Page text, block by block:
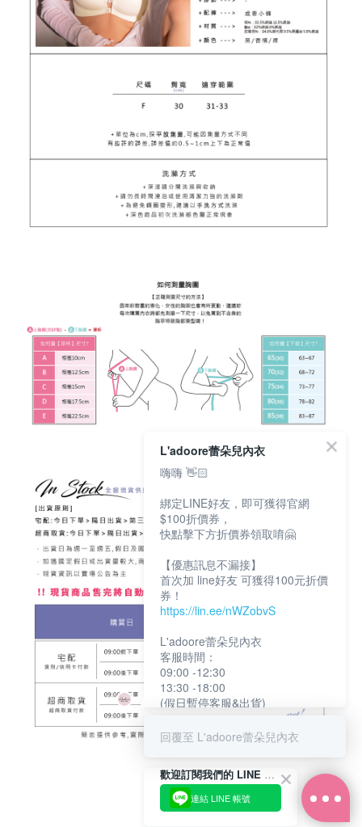
歡迎訂閱我們的 LINE 官方帳號
連結 LINE 帳號
L'adoore蕾朵兒內衣
嗨嗨 👋🏻
綁定LINE好友，即可獲得官網
$100折價券，
快點擊下方折價券領取唷🤗
【優惠訊息不漏接】
首次加 line好友 可獲得100元折價
券！
https://lin.ee/nWZobvS
L'adoore蕾朵兒內衣
客服時間：
09:00 -12:30
13:30 -18:00
(假日暫停客服&出貨)
回覆至 L'adoore蕾朵兒內衣